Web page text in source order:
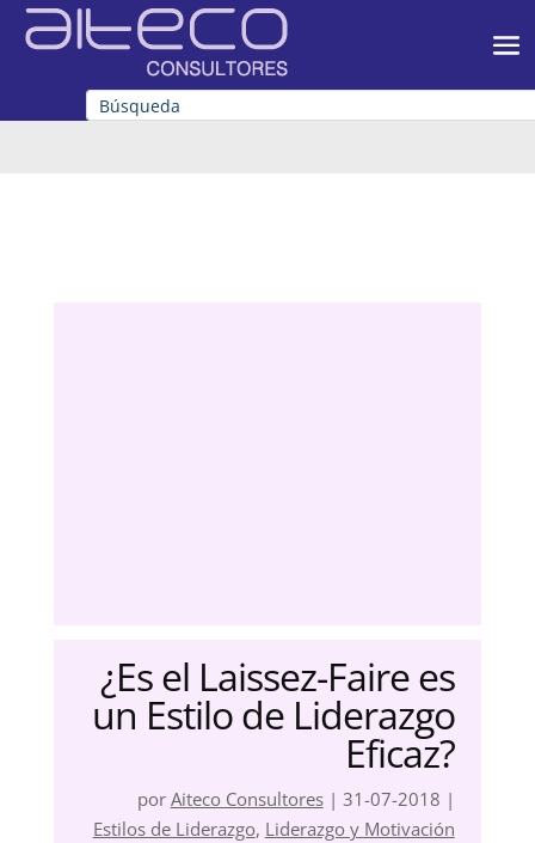
¿Es el Laissez-Faire es
un Estilo de Liderazgo
Eficaz?
por Aiteco Consultores| 31-07-2018 |
Estilos de Liderazgo, Liderazgo y Motivación